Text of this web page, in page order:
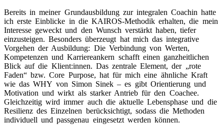
Bereits in meiner Grundausbildung zur integralen Coachin hatte
ich erste Einblicke in die KAIROS-Methodik erhalten, die mein
Interesse geweckt und den Wunsch verstärkt haben, tiefer
einzusteigen. Besonders überzeugt hat mich das integrative
Vorgehen der Ausbildung: Die Verbindung von Werten,
Kompetenzen und Karriereankern schafft einen ganzheitlichen
Blick auf die Klient:innen. Das zentrale Element, der „rote
Faden“ bzw. Core Purpose, hat für mich eine ähnliche Kraft
wie das WHY von Simon Sinek – es gibt Orientierung und
Motivation und wirkt als starker Antrieb für den Coachee.
Gleichzeitig wird immer auch die aktuelle Lebensphase und die
Resilienz des Einzelnen berücksichtigt, sodass die Methoden
individuell und passgenau eingesetzt werden können.